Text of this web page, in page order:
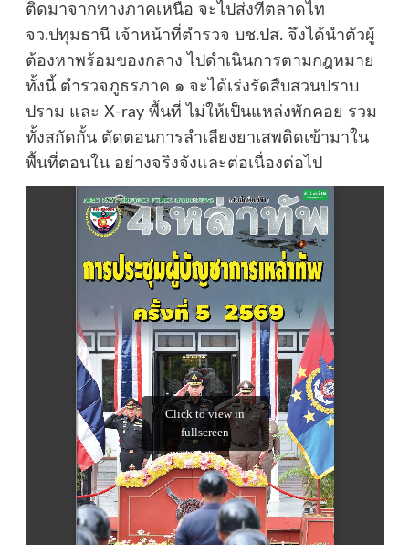
ติดมาจากทางภาคเหนือ จะไปส่งที่ตลาดไท
จว.ปทุมธานี เจ้าหน้าที่ตำรวจ บช.ปส. จึงได้นำตัวผู้
ต้องหาพร้อมของกลาง ไปดำเนินการตามกฎหมาย
ทั้งนี้ ตำรวจภูธรภาค ๑ จะได้เร่งรัดสืบสวนปราบ
ปราม และ X-ray พื้นที่ ไม่ให้เป็นแหล่งพักคอย รวม
ทั้งสกัดกั้น ตัดตอนการลำเลียงยาเสพติดเข้ามาใน
พื้นที่ตอนใน อย่างจริงจังและต่อเนื่องต่อไป